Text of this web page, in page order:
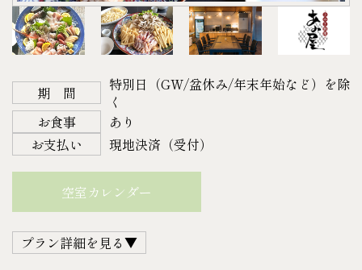
期 間
特別日（GW/盆休み/年末年始など）を除
く
お食事
あり
お支払い
現地決済（受付）
空室カレンダー
プラン詳細を見る▼